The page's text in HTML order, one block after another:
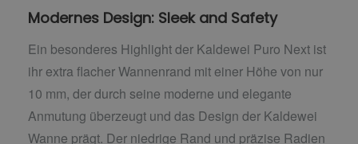
Modernes Design: Sleek and Safety
Ein besonderes Highlight der Kaldewei Puro Next ist
ihr extra flacher Wannenrand mit einer Höhe von nur
10 mm, der durch seine moderne und elegante
Anmutung überzeugt und das Design der Kaldewei
Wanne prägt. Der niedrige Rand und präzise Radien